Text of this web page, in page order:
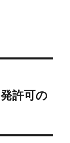
許可の